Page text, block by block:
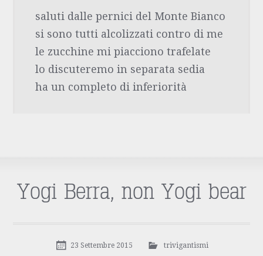
saluti dalle pernici del Monte Bianco
si sono tutti alcolizzati contro di me
le zucchine mi piacciono trafelate
lo discuteremo in separata sedia
ha un completo di inferiorità
Yogi Berra, non Yogi bear
23 Settembre 2015 trivigantismi